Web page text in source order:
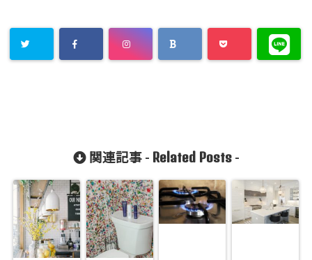
関連記事 - Related Posts-